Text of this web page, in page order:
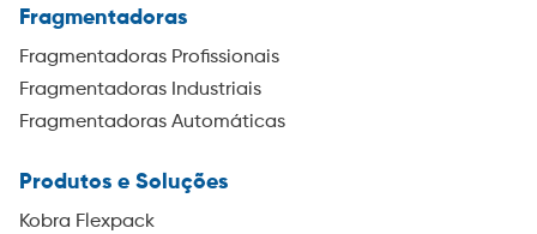
Fragmentadoras
Fragmentadoras Profissionais
Fragmentadoras Industriais
Fragmentadoras Automáticas
Produtos e Soluções
Kobra Flexpack